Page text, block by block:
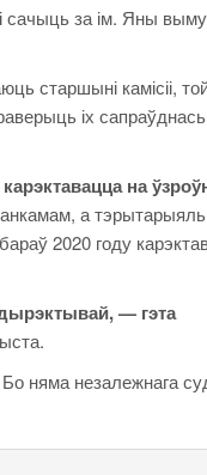
сачыць за ім. Яны
старшыні камісіі,
іх
на
а
2020 году
— гэта
Бо няма незалежнага